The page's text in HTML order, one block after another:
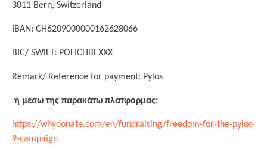
3011 Bern, Switzerland
IBAN: CH6209000000162628066
BIC/ SWIFT: POFICHBEXXX
Remark/ Reference for payment: Pylos
ή μέσω της παρακάτω πλατφόρμας:
https://whydonate.com/en/fundraising/freedom-for-the-pylos-
9-campaign